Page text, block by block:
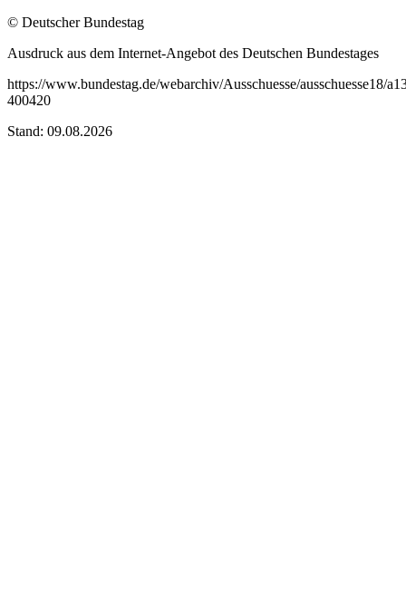
© Deutscher Bundestag
Ausdruck aus dem Internet-Angebot des Deutschen Bundestages
https://www.bundestag.de/webarchiv/Ausschuesse/ausschuesse18/
400420
Stand: 09.08.2026